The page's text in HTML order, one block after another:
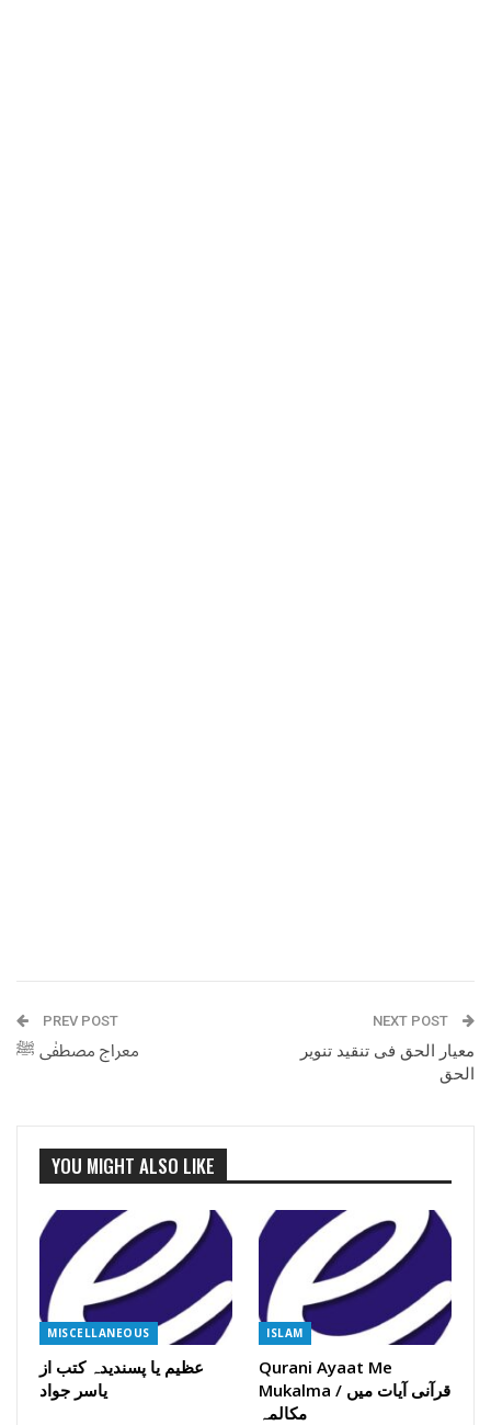
PREV POST
معراج مصطفٰی ﷺ
NEXT POST
معیار الحق فی تنقید تنویر
الحق
YOU MIGHT ALSO LIKE
MISCELLANEOUS
عظیم یا پسندیدہ کتب از
یاسر جواد
ISLAM
Qurani Ayaat Me
Mukalma / قرآنی آیات میں
مکالمہ